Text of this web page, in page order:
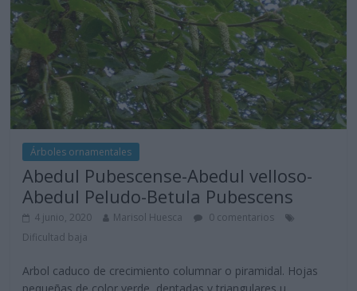
Árboles ornamentales
Abedul Pubescense-Abedul velloso-
Abedul Peludo-Betula Pubescens
4 junio, 2020 Marisol Huesca
0 comentarios
Dificultad baja
Arbol caduco de crecimiento columnar o piramidal. Hojas